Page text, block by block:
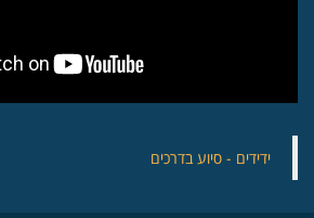
‏ידידים - סיוע בדרכים